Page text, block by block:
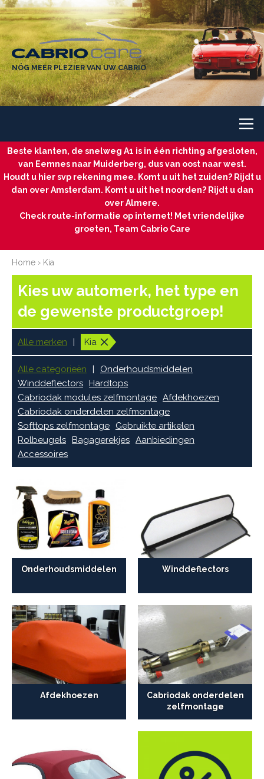
NÓG MEER PLEZIER VAN UW CABRIO
Beste klanten, de snelweg A1 is in één richting afgesloten,
van Eemnes naar Muiderberg, dus van oost naar west.
Houdt u hier svp rekening mee. Komt u uit het zuiden? Rijdt u
dan over Amsterdam. Komt u uit het noorden? Rijdt u dan
over Almere.
Check route-informatie op internet! Met vriendelijke
groeten, Team Cabrio Care
Home › Kia
Kies uw automerk, het type en
de gewenste productgroep!
Alle merken Kia
Alle categorieën
Onderhoudsmiddelen
Winddeflectors Hardtops
Cabriodak modules zelfmontage Afdekhoezen
Cabriodak onderdelen zelfmontage
Softtops zelfmontage
Gebruikte artikelen
Rolbeugels Bagagerekjes Aanbiedingen
Accessoires
Onderhoudsmiddelen Winddeflectors
Afdekhoezen
Cabriodak onderdelen
zelfmontage